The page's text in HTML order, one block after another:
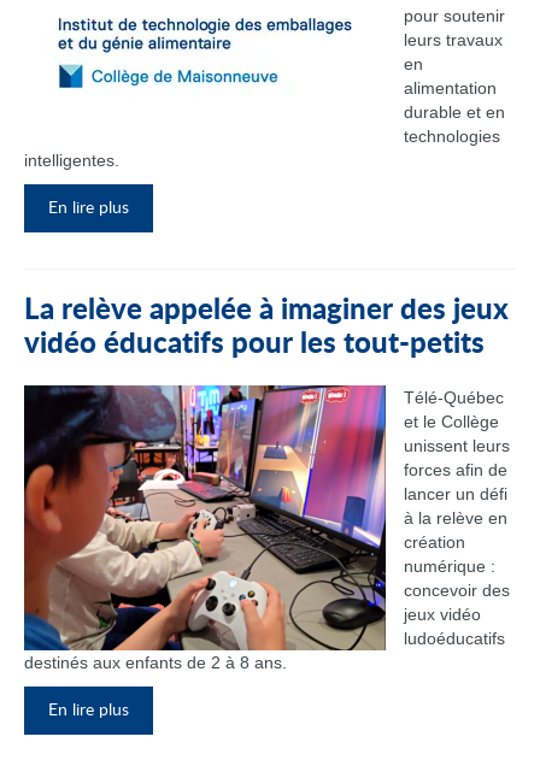
pour soutenir
leurs travaux
en
alimentation
durable et en
technologies
intelligentes.
En lire plus
La relève appelée à imaginer des jeux
vidéo éducatifs pour les tout-petits
Télé-Québec
et le Collège
unissent leurs
forces afin de
lancer un défi
à la relève en
création
numérique :
concevoir des
jeux vidéo
ludoéducatifs
destinés aux enfants de 2 à 8 ans.
En lire plus